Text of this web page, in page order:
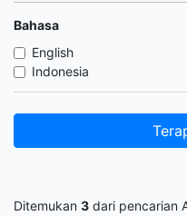
Bahasa
English
Indonesia
Ditemukan 3 dari pencarian